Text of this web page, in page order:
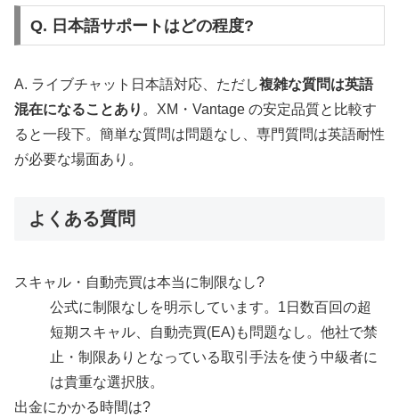
Q. 日本語サポートはどの程度?
A. ライブチャット日本語対応、ただし複雑な質問は英語
混在になることあり 。XM・Vantage の安定品質と比較す
ると一段下。簡単な質問は問題なし、専門質問は英語耐性
が必要な場面あり。
よくある質問
スキャル・自動売買は本当に制限なし?
公式に制限なしを明示しています。1日数百回の超
短期スキャル、自動売買(EA)も問題なし。他社で禁
止・制限ありとなっている取引手法を使う中級者に
は貴重な選択肢。
出金にかかる時間は?